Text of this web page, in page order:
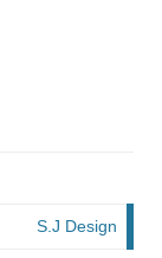
S.J Design